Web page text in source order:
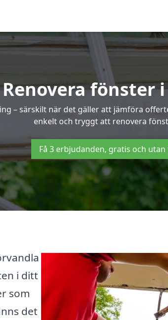
Renovera fönster
– särskilt när det gäller att jämföra
enkelt och tryggt att renovera
Få 3 erbjudanden, gratis och
i ditt
som
det